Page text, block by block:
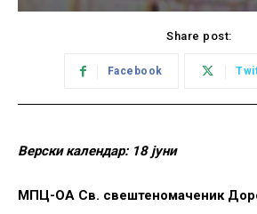
Share post:
Facebook
Верски календар: 18 јуни
МПЦ-ОА Св. свештеномаченик